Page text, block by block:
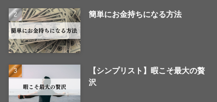
簡単にお金持ちになる方法
【シンプリスト】暇こそ最大の贅
沢